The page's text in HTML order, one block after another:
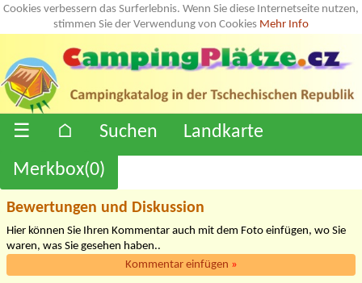
Cookies verbessern das Surferlebnis. Wenn Sie diese Internetseite nutzen,
stimmen Sie der Verwendung von Cookies Mehr Info
☰ ⌂ Suchen
Landkarte
Merkbox(0)
Bewertungen und Diskussion
Hier können Sie Ihren Kommentar auch mit dem Foto einfügen, wo Sie
waren, was Sie gesehen haben..
Kommentar einfügen »